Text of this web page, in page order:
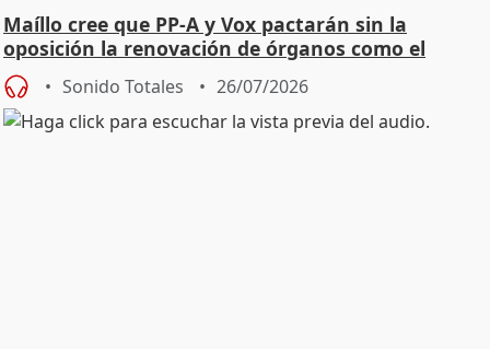
Maíllo cree que PP-A y Vox pactarán sin la
oposición la renovación de órganos como el
Defensor
Sonido Totales 26/07/2026